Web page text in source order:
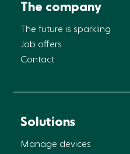
The company
The future is sparkling
Job offers
Contact
Solutions
Manage devices